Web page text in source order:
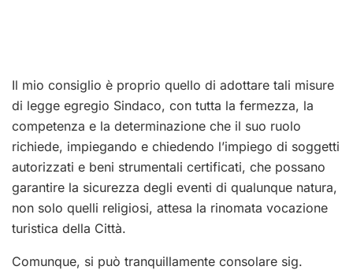
Il mio consiglio è proprio quello di adottare tali misure
di legge egregio Sindaco, con tutta la fermezza, la
competenza e la determinazione che il suo ruolo
richiede, impiegando e chiedendo l’impiego di soggetti
autorizzati e beni strumentali certificati, che possano
garantire la sicurezza degli eventi di qualunque natura,
non solo quelli religiosi, attesa la rinomata vocazione
turistica della Città.
Comunque, si può tranquillamente consolare sig.